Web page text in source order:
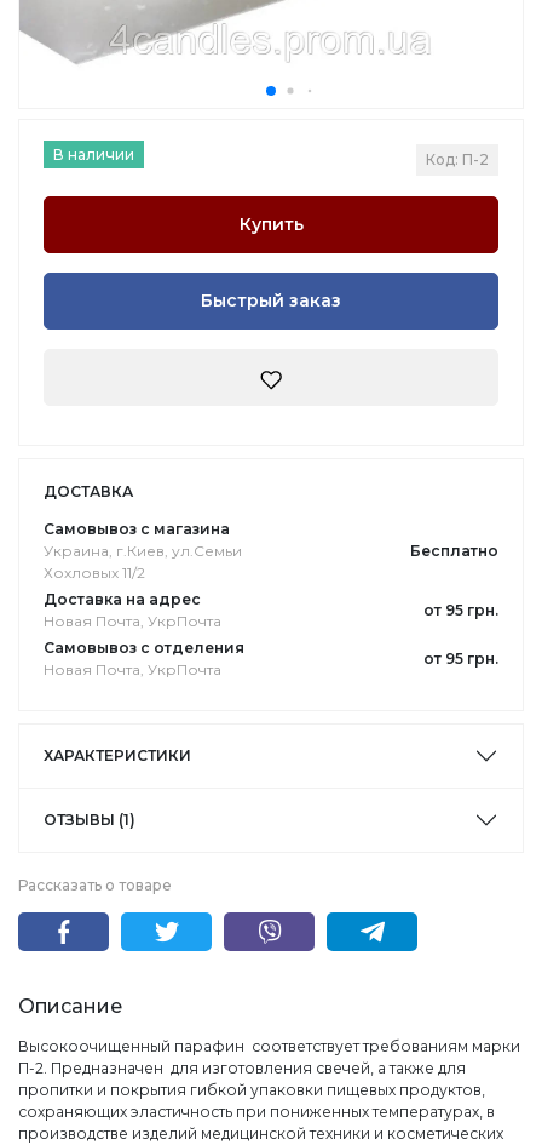
В наличии Код: П-2
Купить
Быстрый заказ
ДОСТАВКА
Самовывоз с магазина
Украина, г.Киев, ул.Семьи
Хохловых 11/2
Бесплатно
Доставка на адрес
Новая Почта, УкрПочта
от 95 грн.
Самовывоз с отделения
Новая Почта, УкрПочта
от 95 грн.
ХАРАКТЕРИСТИКИ
ОТЗЫВЫ (1)
Рассказать о товаре
Описание
Высокоочищенный парафин соответствует требованиям марки
П-2. Предназначен для изготовления свечей, а также для
пропитки и покрытия гибкой упаковки пищевых продуктов,
сохраняющих эластичность при пониженных температурах, в
производстве изделий медицинской техники и косметических